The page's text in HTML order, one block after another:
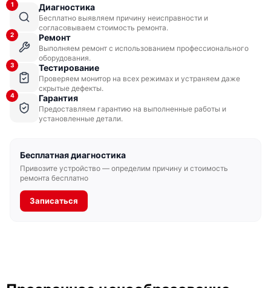
1 Диагностика
Бесплатно выявляем причину неисправности и
согласовываем стоимость ремонта.
2 Ремонт
Выполняем ремонт с использованием профессионального
оборудования.
3 Тестирование
Проверяем монитор на всех режимах и устраняем даже
скрытые дефекты.
4 Гарантия
Предоставляем гарантию на выполненные работы и
установленные детали.
Бесплатная диагностика
Привозите устройство — определим причину и стоимость
ремонта бесплатно
Записаться